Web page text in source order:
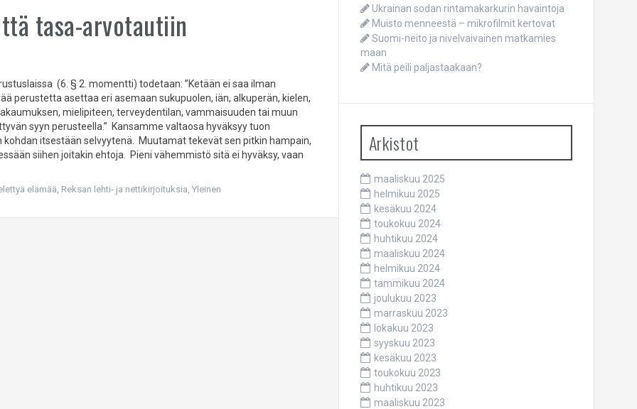
tasa-arvotautiin
(6. § 2. momentti) todetaan: ”Ketään ei saa ilman
perustetta asettaa eri asemaan sukupuolen, iän, alkuperän, kielen,
mielipiteen, terveydentilan, vammaisuuden tai muun
syyn perusteella.” Kansamme valtaosa hyväksyy tuon
kohdan itsestään selvyytenä. Muutamat tekevät sen pitkin hampain,
siihen joitakin ehtoja. Pieni vähemmistö sitä ei hyväksy, vaan
elämää, Reksan lehti- ja nettikirjoituksia,Yleinen
Ukrainan sodan rintamakarkurin havaintoja
Muisto menneestä – mikrofilmit kertovat
Suomi-neito ja nivelvaivainen matkamies
maan
Mitä peili paljastaakaan?
Arkistot
maaliskuu 2025
helmikuu 2025
kesäkuu 2024
toukokuu 2024
huhtikuu 2024
maaliskuu 2024
helmikuu 2024
tammikuu 2024
joulukuu 2023
marraskuu 2023
lokakuu 2023
syyskuu 2023
kesäkuu 2023
toukokuu 2023
huhtikuu 2023
maaliskuu 2023